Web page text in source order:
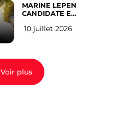
MARINE LEPEN
CANDIDATE EN
Parisiens
10 juillet 2026
Voir plus